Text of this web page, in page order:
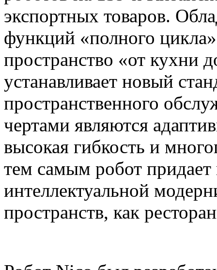
экспортных товаров.
функций «полного
пространство «от кухни
устанавливает новый
пространственного
чертами являются
высокая гибкость и
тем самым робот
интеллектуальной
пространств, как